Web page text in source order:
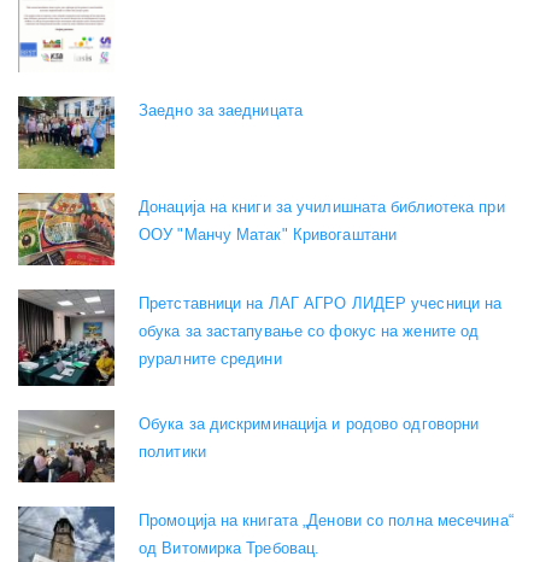
Заедно за заедницата
Донација на книги за училишната библиотека при
ООУ "Манчу Матак" Кривогаштани
Претставници на ЛАГ АГРО ЛИДЕР учесници на
обука за застапување со фокус на жените од
руралните средини
Обука за дискриминација и родово одговорни
политики
Промоција на книгата „Денови со полна месечина“
од Витомирка Требовац.